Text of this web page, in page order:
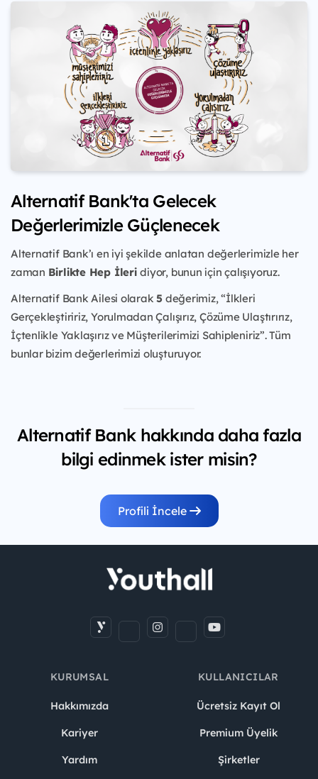
Alternatif Bank'ta Gelecek
Değerlerimizle Güçlenecek
Alternatif Bank’ı en iyi şekilde anlatan değerlerimizle her
zaman Birlikte Hep İleridiyor, bunun için çalışıyoruz.
Alternatif Bank Ailesi olarak5 değerimiz, “İlkleri
Gerçekleştiririz, Yorulmadan Çalışırız, Çözüme Ulaştırırız,
İçtenlikle Yaklaşırız ve Müşterilerimizi Sahipleniriz”. Tüm
bunlar bizim değerlerimizi oluşturuyor.
Alternatif Bank hakkında daha fazla
bilgi edinmek ister misin?
Profili İncele
KURUMSAL
Hakkımızda
Kariyer
Yardım
KULLANICILAR
Ücretsiz Kayıt Ol
Premium Üyelik
Şirketler